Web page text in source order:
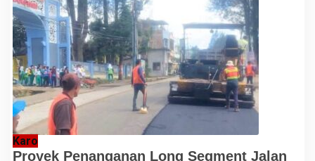
Karo
Proyek Penanganan Long Segment Jalan